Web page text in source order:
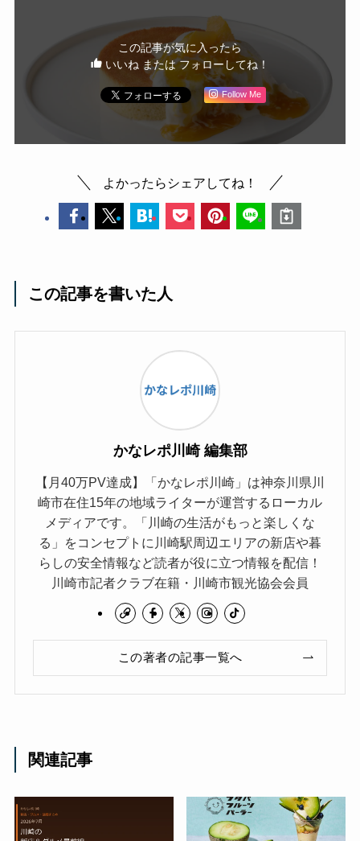
この記事が気に入ったら
いいね または フォローしてね！
Follow Me
よかったらシェアしてね！
この記事を書いた人
かなレポ川崎 編集部
【月40万PV達成】「かなレポ川崎」は神奈川県川
崎市在住15年の地域ライターが運営するローカル
メディアです。「川崎の生活がもっと楽しくな
る」をコンセプトに川崎駅周辺エリアの新店や暮
らしの安全情報など読者が役に立つ情報を配信！
川崎市記者クラブ在籍・川崎市観光協会会員
この著者の記事一覧へ
関連記事